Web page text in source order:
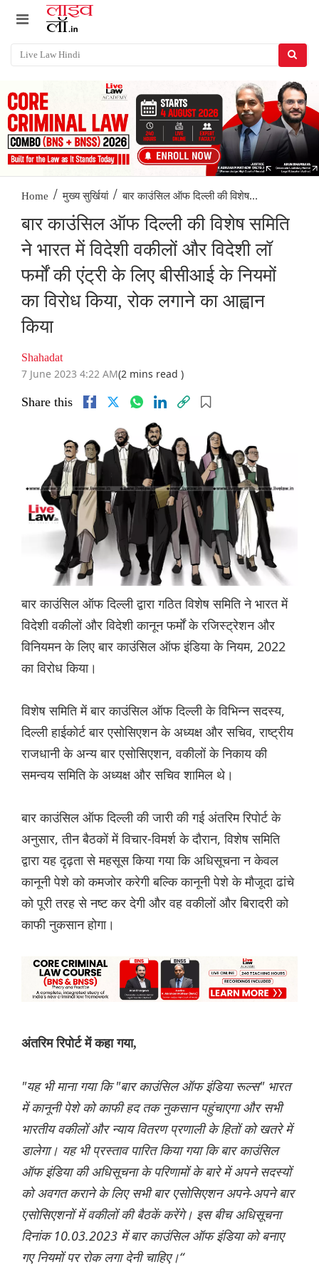
Home / मुख्य सुर्खियां / बार काउंसिल ऑफ दिल्ली की विशेष...
बार काउंसिल ऑफ दिल्ली की विशेष समिति
ने भारत में विदेशी वकीलों और विदेशी लॉ
फर्मों की एंट्री के लिए बीसीआई के नियमों
का विरोध किया, रोक लगाने का आह्वान
किया
Shahadat
7 June 2023 4:22 AM(2 mins read )
Share this
बार काउंसिल ऑफ दिल्ली द्वारा गठित विशेष समिति ने भारत में
विदेशी वकीलों और विदेशी कानून फर्मों के रजिस्ट्रेशन और
विनियमन के लिए बार काउंसिल ऑफ इंडिया के नियम, 2022
का विरोध किया।
विशेष समिति में बार काउंसिल ऑफ दिल्ली के विभिन्न सदस्य,
दिल्ली हाईकोर्ट बार एसोसिएशन के अध्यक्ष और सचिव, राष्ट्रीय
राजधानी के अन्य बार एसोसिएशन, वकीलों के निकाय की
समन्वय समिति के अध्यक्ष और सचिव शामिल थे।
बार काउंसिल ऑफ दिल्ली की जारी की गई अंतरिम रिपोर्ट के
अनुसार, तीन बैठकों में विचार-विमर्श के दौरान, विशेष समिति
द्वारा यह दृढ़ता से महसूस किया गया कि अधिसूचना न केवल
कानूनी पेशे को कमजोर करेगी बल्कि कानूनी पेशे के मौजूदा ढांचे
को पूरी तरह से नष्ट कर देगी और वह वकीलों और बिरादरी को
काफी नुकसान होगा।
अंतरिम रिपोर्ट में कहा गया,
"यह भी माना गया कि "बार काउंसिल ऑफ इंडिया रूल्स" भारत
में कानूनी पेशे को काफी हद तक नुकसान पहुंचाएगा और सभी
भारतीय वकीलों और न्याय वितरण प्रणाली के हितों को खतरे में
डालेगा। यह भी प्रस्ताव पारित किया गया कि बार काउंसिल
ऑफ इंडिया की अधिसूचना के परिणामों के बारे में अपने सदस्यों
को अवगत कराने के लिए सभी बार एसोसिएशन अपने-अपने बार
एसोसिएशनों में वकीलों की बैठकें करेंगे। इस बीच अधिसूचना
दिनांक 10.03.2023 में बार काउंसिल ऑफ इंडिया को बनाए
गए नियमों पर रोक लगा देनी चाहिए।“